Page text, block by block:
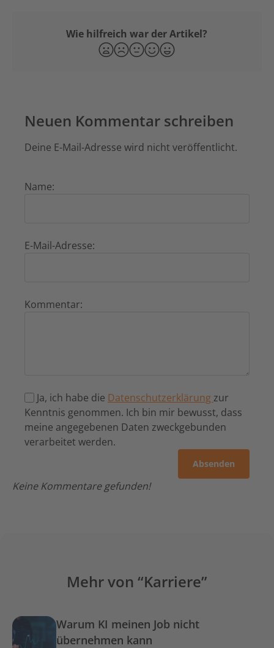
Wie hilfreich war der Artikel?
Neuen Kommentar schreiben
Deine E-Mail-Adresse wird nicht veröffentlicht.
Name:
E-Mail-Adresse:
Kommentar:
Ja, ich habe die Datenschutzerklärungzur
Kenntnis genommen. Ich bin mir bewusst, dass
meine angegebenen Daten zweckgebunden
verarbeitet werden.
Keine Kommentare gefunden!
Mehr von “Karriere”
Warum KI meinen Job nicht
übernehmen kann